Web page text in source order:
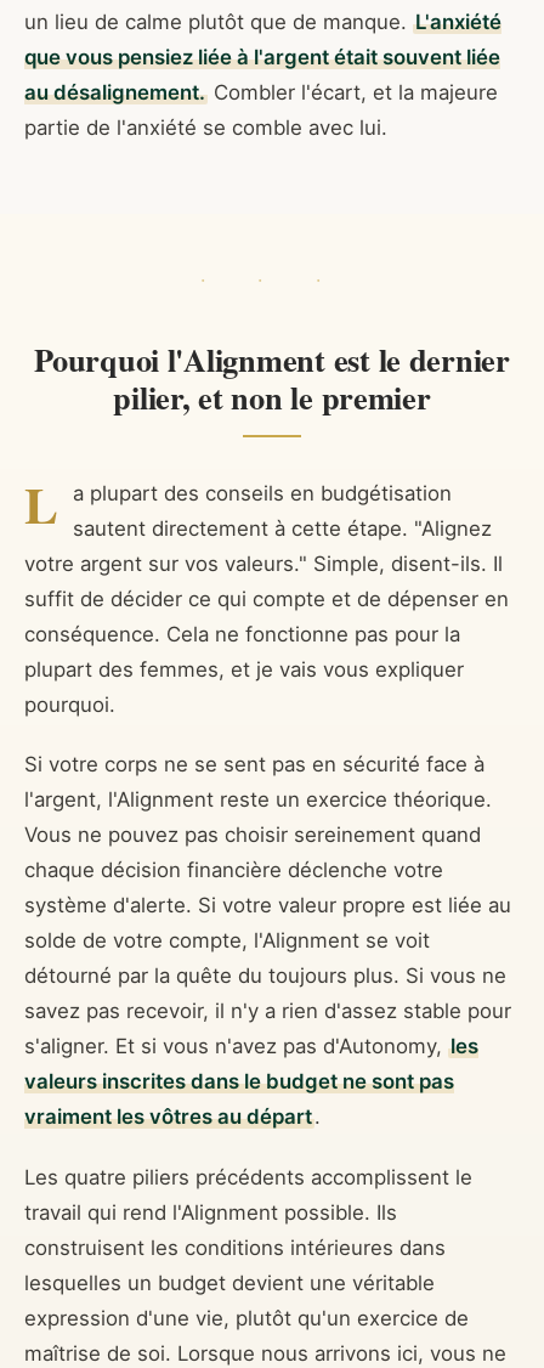
un lieu de calme plutôt que de manque. L'anxiété
que vous pensiez liée à l'argent était souvent liée
au désalignement.Combler l'écart, et la majeure
partie de l'anxiété se comble avec lui.
Pourquoi l'Alignment est le dernier
pilier, et non le premier
L
a plupart des conseils en budgétisation
sautent directement à cette étape. "Alignez
votre argent sur vos valeurs." Simple, disent-ils. Il
suffit de décider ce qui compte et de dépenser en
conséquence. Cela ne fonctionne pas pour la
plupart des femmes, et je vais vous expliquer
pourquoi.
Si votre corps ne se sent pas en sécurité face à
l'argent, l'Alignment reste un exercice théorique.
Vous ne pouvez pas choisir sereinement quand
chaque décision financière déclenche votre
système d'alerte. Si votre valeur propre est liée au
solde de votre compte, l'Alignment se voit
détourné par la quête du toujours plus. Si vous ne
savez pas recevoir, il n'y a rien d'assez stable pour
s'aligner. Et si vous n'avez pas d'Autonomy, les
valeurs inscrites dans le budget ne sont pas
vraiment les vôtres au départ.
Les quatre piliers précédents accomplissent le
travail qui rend l'Alignment possible. Ils
construisent les conditions intérieures dans
lesquelles un budget devient une véritable
expression d'une vie, plutôt qu'un exercice de
maîtrise de soi. Lorsque nous arrivons ici, vous ne